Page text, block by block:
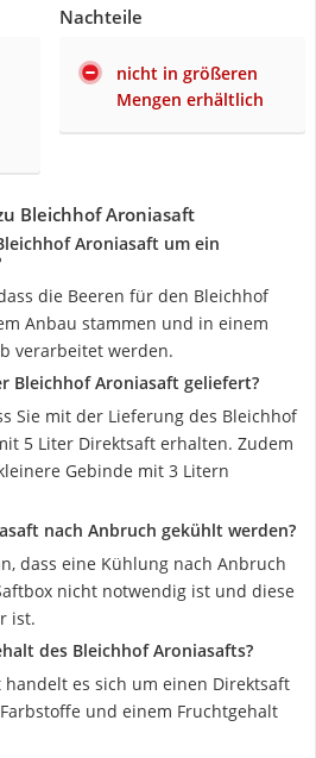
Nachteile
nicht in größeren
Mengen erhältlich
Bleichhof Aroniasaft
Aroniasaft um ein
die Beeren für den Bleichhof
Anbau stammen und in einem
verarbeitet werden.
Bleichhof Aroniasaft geliefert?
Sie mit der Lieferung des Bleichhof
5 Liter Direktsaft erhalten. Zudem
Gebinde mit 3 Litern
nach Anbruch gekühlt werden?
dass eine Kühlung nach Anbruch
nicht notwendig ist und diese
ist.
des Bleichhof Aroniasafts?
es sich um einen Direktsaft
und einem Fruchtgehalt